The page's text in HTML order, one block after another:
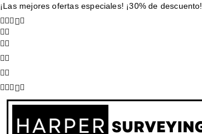
¡Las mejores ofertas especiales! ¡30% de descuento!